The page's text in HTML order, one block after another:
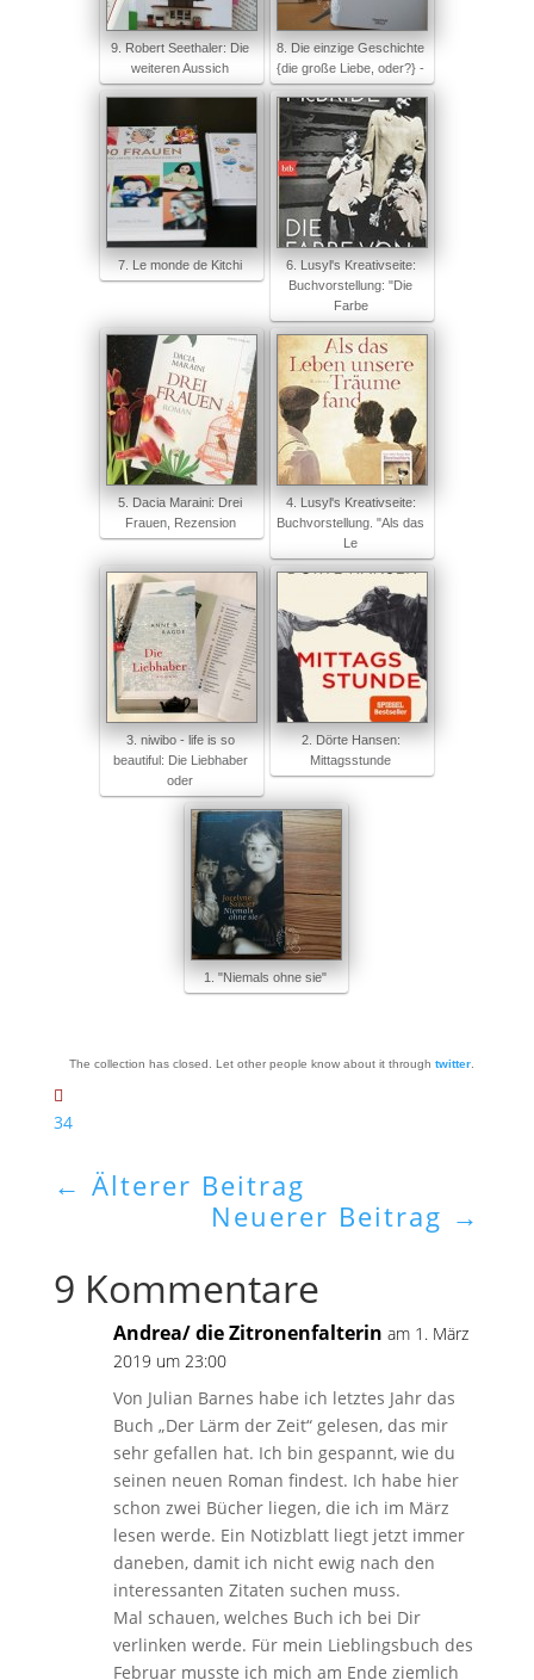
9. Robert Seethaler: Die
weiteren Aussich
8. Die einzige Geschichte
{die große Liebe, oder?} -
7. Le monde de Kitchi
6. Lusyl's Kreativseite:
Buchvorstellung: "Die
Farbe
5. Dacia Maraini: Drei
Frauen, Rezension
4. Lusyl's Kreativseite:
Buchvorstellung. "Als das
Le
3. niwibo - life is so
beautiful: Die Liebhaber
oder
2. Dörte Hansen:
Mittagsstunde
1. "Niemals ohne sie"
The collection has closed. Let other people know about it throughtwitter
34
← Älterer Beitrag
Neuerer Beitrag →
9 Kommentare
Andrea/ die Zitronenfalterin am 1. März
2019 um 23:00
Von Julian Barnes habe ich letztes Jahr das
Buch „Der Lärm der Zeit“ gelesen, das mir
sehr gefallen hat. Ich bin gespannt, wie du
seinen neuen Roman findest. Ich habe hier
schon zwei Bücher liegen, die ich im März
lesen werde. Ein Notizblatt liegt jetzt immer
daneben, damit ich nicht ewig nach den
interessanten Zitaten suchen muss.
Mal schauen, welches Buch ich bei Dir
verlinken werde. Für mein Lieblingsbuch des
Februar musste ich mich am Ende ziemlich